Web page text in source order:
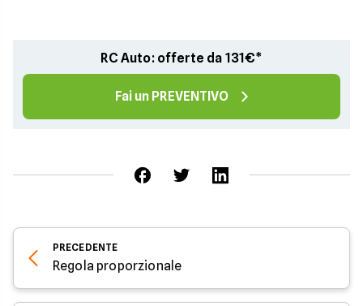
RC Auto: offerte da 131€*
Fai un PREVENTIVO
PRECEDENTE
Regola proporzionale